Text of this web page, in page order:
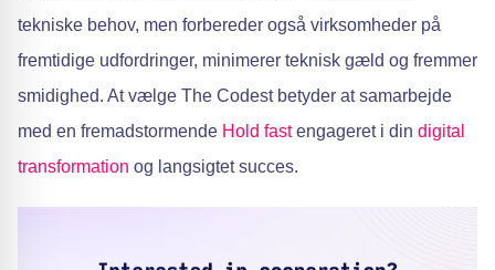
tekniske behov, men forbereder også virksomheder på
fremtidige udfordringer, minimerer teknisk gæld og fremmer
smidighed. At vælge The Codest betyder at samarbejde
med en fremadstormende Hold fastengageret i din digital
transformation og langsigtet succes.